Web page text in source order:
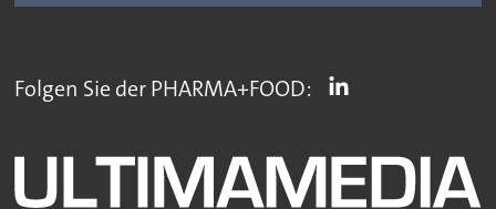
Folgen Sie der PHARMA+FOOD: